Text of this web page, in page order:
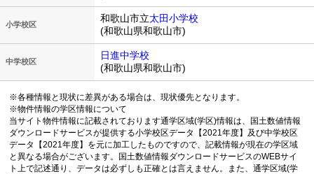
小学校区
和歌山市立太田小学校
(和歌山県和歌山市)
中学校区
日進中学校
(和歌山県和歌山市)
※各種情報と現状に差異がある場合は、現状優先となります。
※物件情報の学区情報について
当サイト物件情報に記載されております通学区域(学区)情報は、国土数値情報
ダウンロードサービスが提供する小学校区データ【2021年度】及び中学校区
データ【2021年度】を元に加工したものですので、記載情報が現在の学区域
と異なる場合がございます。国土数値情報ダウンロードサービスのWEBサイ
ト上で記述通り、データは必ずしも正確とは言えません。また、通学区域(学